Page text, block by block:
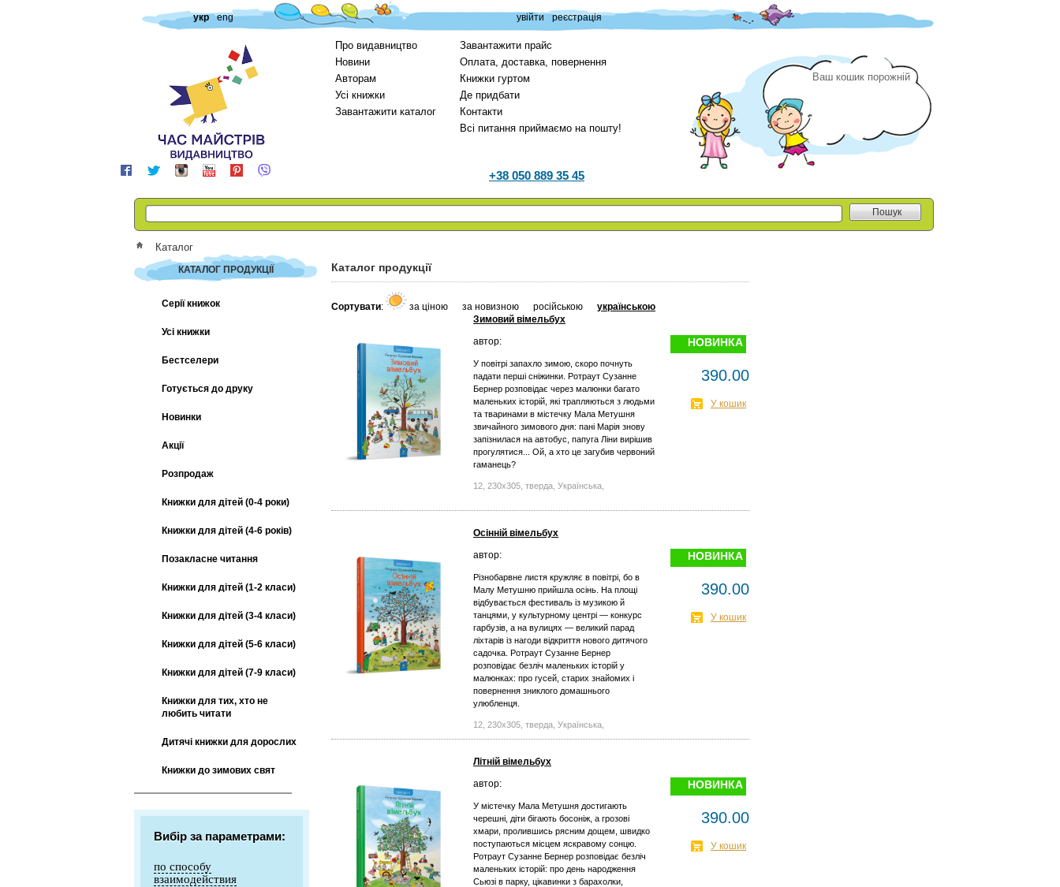
укр eng увійти реєстрація
Ваш кошик порожній
Про видавництво
Новини
Авторам
Усі книжки
Завантажити каталог
Завантажити прайс
Оплата, доставка, повернення
Книжки гуртом
Де придбати
Контакти
Всі питання приймаємо на пошту!
+38 050 889 35 45
Пошук
Каталог
КАТАЛОГ ПРОДУКЦІЇ
Серії книжок
Усі книжки
Бестселери
Готується до друку
Новинки
Акції
Розпродаж
Книжки для дітей (0-4 роки)
Книжки для дітей (4-6 років)
Позакласне читання
Книжки для дітей (1-2 класи)
Книжки для дітей (3-4 класи)
Книжки для дітей (5-6 класи)
Книжки для дітей (7-9 класи)
Книжки для тих, хто не
любить читати
Дитячі книжки для дорослих
Книжки до зимових свят
Вибір за параметрами:
по способу
взаимодействия
Каталог продукції
Сортувати: за ціною за новизною російською українською
НОВИНКА
390.00
У кошик
Зимовий вімельбух
автор:
У повітрі запахло зимою, скоро почнуть
падати перші сніжинки. Ротраут Сузанне
Бернер розповідає через малюнки багато
маленьких історій, які трапляються з людьми
та тваринами в містечку Мала Метушня
звичайного зимового дня: пані Марія знову
запізнилася на автобус, папуга Ліни вирішив
прогулятися... Ой, а хто це загубив червоний
гаманець?
12, 230x305, тверда, Українська,
НОВИНКА
390.00
У кошик
Осінній вімельбух
автор:
Різнобарвне листя кружляє в повітрі, бо в
Малу Метушню прийшла осінь. На площі
відбувається фестиваль із музикою й
танцями, у культурному центрі — конкурс
гарбузів, а на вулицях — великий парад
ліхтарів із нагоди відкриття нового дитячого
садочка. Ротраут Сузанне Бернер
розповідає безліч маленьких історій у
малюнках: про гусей, старих знайомих і
повернення зниклого домашнього
улюбленця.
12, 230x305, тверда, Українська,
НОВИНКА
390.00
У кошик
Літній вімельбух
автор:
У містечку Мала Метушня достигають
черешні, діти бігають босоніж, а грозові
хмари, пролившись рясним дощем, швидко
поступаються місцем яскравому сонцю.
Ротраут Сузанне Бернер розповідає безліч
маленьких історій: про день народження
Сьюзі в парку, цікавинки з барахолки,